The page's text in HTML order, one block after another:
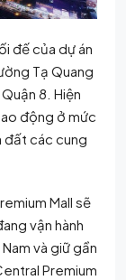
đế của dự án
Tạ Quang
8. Hiện
động ở mức
đất các cung
Mall sẽ
vận hành
và giữ gần
Premium